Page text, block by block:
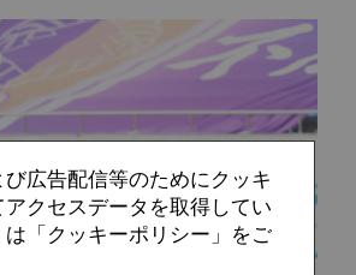
広告配信等のためにクッキ
クセスデータを取得してい
は「クッキーポリシー」をご